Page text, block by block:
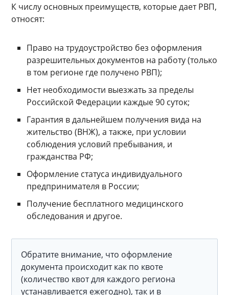
К числу основных преимуществ, которые дает РВП,
относят:
Право на трудоустройство без оформления
разрешительных документов на работу (только
в том регионе где получено РВП);
Нет необходимости выезжать за пределы
Российской Федерации каждые 90 суток;
Гарантия в дальнейшем получения вида на
жительство (ВНЖ), а также, при условии
соблюдения условий пребывания, и
гражданства РФ;
Оформление статуса индивидуального
предпринимателя в России;
Получение бесплатного медицинского
обследования и другое.
Обратите внимание, что оформление
документа происходит как по квоте
(количество квот для каждого региона
устанавливается ежегодно), так и в